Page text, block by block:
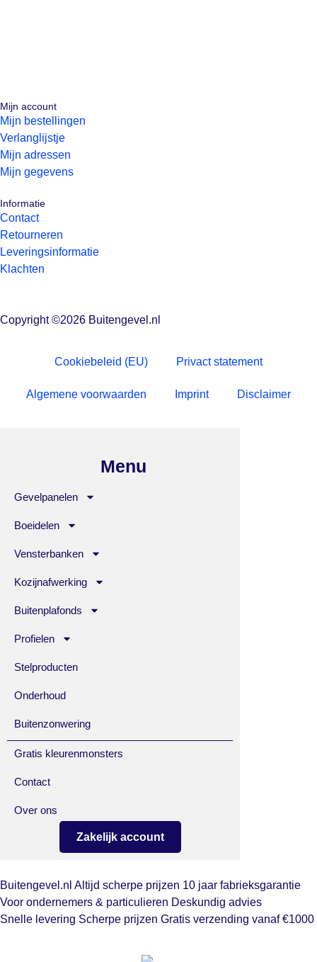
Mijn account
Mijn bestellingen
Verlanglijstje
Mijn adressen
Mijn gegevens
Informatie
Contact
Retourneren
Leveringsinformatie
Klachten
Copyright ©2026 Buitengevel.nl
Cookiebeleid (EU) Privact statement
Algemene voorwaarden Imprint Disclaimer
Menu
Gevelpanelen
Boeidelen
Vensterbanken
Kozijnafwerking
Buitenplafonds
Profielen
Stelproducten
Onderhoud
Buitenzonwering
Gratis kleurenmonsters
Contact
Over ons
Zakelijk account
Buitengevel.nl Altijd scherpe prijzen 10 jaar fabrieksgarantie
Voor ondernemers & particulieren Deskundig advies
Snelle levering Scherpe prijzen Gratis verzending vanaf €1000